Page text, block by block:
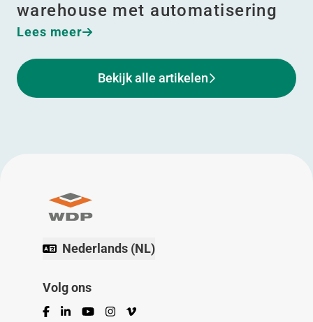
warehouse met automatisering
Lees meer
Bekijk alle artikelen
Nederlands (NL)
Volg ons
Facebook
LinkedInYouTubeInstagram
Vimeo